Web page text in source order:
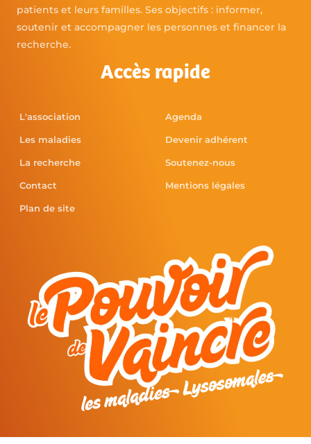
patients et leurs familles. Ses objectifs : informer,
soutenir et accompagner les personnes et financer la
recherche.
Accès rapide
L'association
Les maladies
La recherche
Contact
Plan de site
Agenda
Devenir adhérent
Soutenez-nous
Mentions légales